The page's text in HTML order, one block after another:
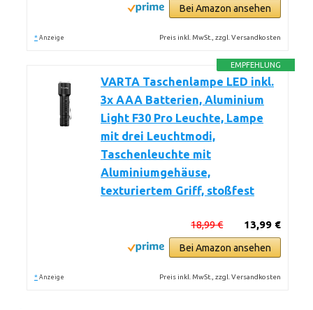
Bei Amazon ansehen
* Anzeige Preis inkl. MwSt., zzgl. Versandkosten
EMPFEHLUNG
VARTA Taschenlampe LED inkl.
3x AAA Batterien, Aluminium
Light F30 Pro Leuchte, Lampe
mit drei Leuchtmodi,
Taschenleuchte mit
Aluminiumgehäuse,
texturiertem Griff, stoßfest
13,99 €
18,99 €
Bei Amazon ansehen
* Anzeige Preis inkl. MwSt., zzgl. Versandkosten